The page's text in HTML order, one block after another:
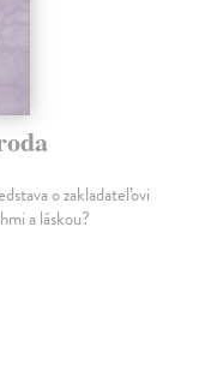
o zakladateľovi
a láskou?